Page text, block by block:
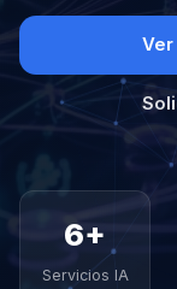
6+
Servicios IA
especializadas
cada area de